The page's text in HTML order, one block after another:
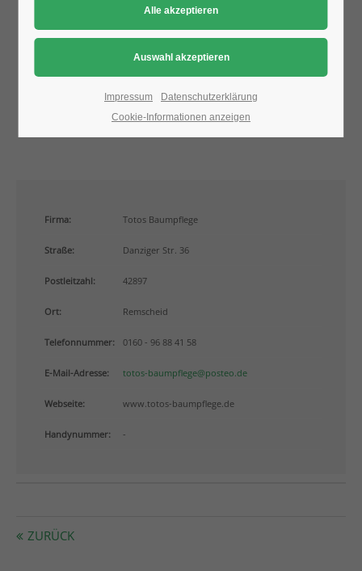
Get in touch
376-293 City Road, Suite 600
San Francisco, CA 94102
info@yourdomain.com
About us
Lorem ipsum dolor sit amet, consectetuer adipiscing
elit.
Aenean commodo ligula eget dolor. Aenean massa.
parturient montes, nascetur ridiculus mus. Donec
Firma: Totos Baumpflege
Straße: Danziger Str. 36
Postleitzahl: 42897
Ort: Remscheid
Telefonnummer: 0160 - 96 88 41 58
E-Mail-Adresse: totos-baumpflege@posteo.de
Webseite: www.totos-baumpflege.de
Handynummer: -
ZURÜCK
Impressum
Datenschutzerklärung
Cookie-Informationen anzeigen